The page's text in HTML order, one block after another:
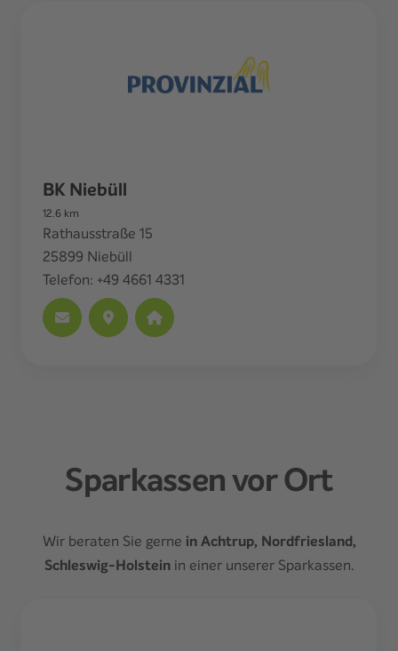
BK Niebüll
12.6 km
Rathausstraße 15
25899 Niebüll
Telefon: +49 4661 4331
Sparkassen vor Ort
Wir beraten Sie gerne in Achtrup, Nordfriesland,
Schleswig-Holsteinin einer unserer Sparkassen.